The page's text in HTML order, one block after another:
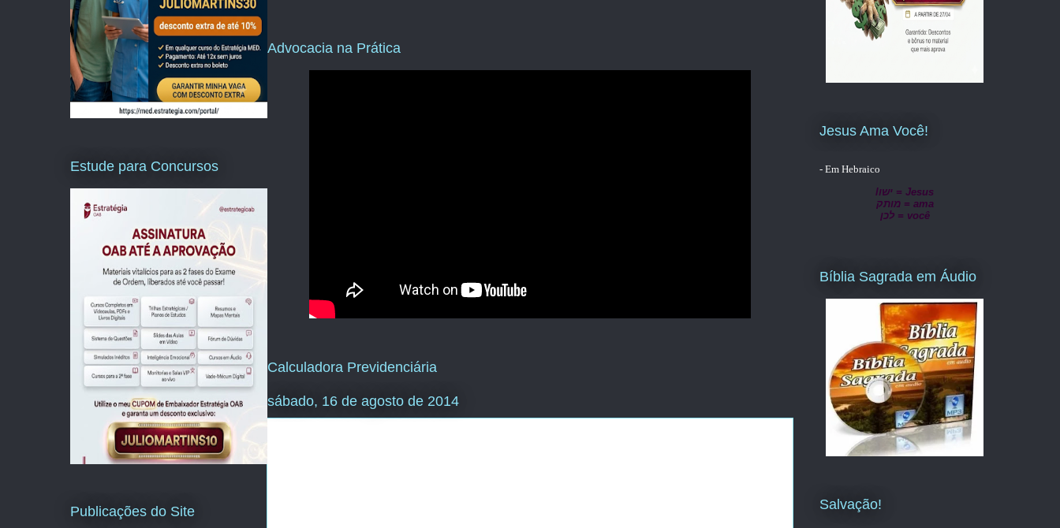
Advocacia na Prática
Calculadora Previdenciária
sábado, 16 de agosto de 2014
Estude para Concursos
Publicações do Site
Jesus Ama Você!
- Em Hebraico
lישו = Jesus
מותק = ama
לכן = você
Bíblia Sagrada em Áudio
Salvação!